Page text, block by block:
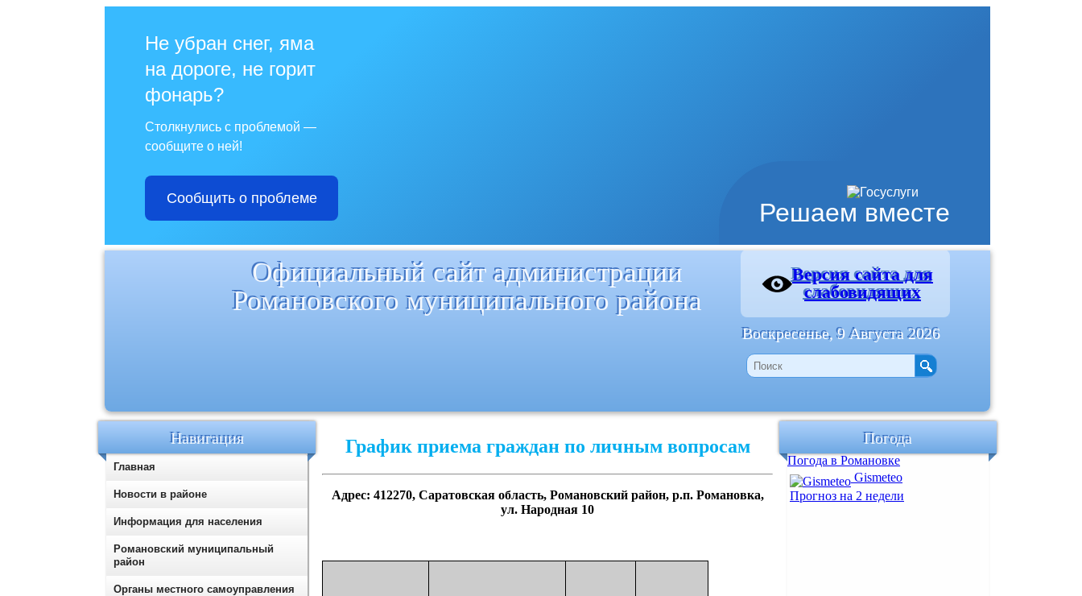
Решаем вместе
Не убран снег, яма
на дороге, не горит
фонарь?
Столкнулись с проблемой —
сообщите о ней!
Сообщить о проблеме
Официальный сайт администрации
Романовского муниципального района
Версия сайта для
слабовидящих
Воскресенье, 9 Августа 2026
График приема граждан по личным вопросам
Адрес: 412270, Саратовская область, Романовский район, р.п. Романовка,
ул. Народная 10
Навигация
Главная
Новости в районе
Информация для населения
Романовский муниципальный
район
Органы местного самоуправления
Погода
Погода в Романовке
Gismeteo
Прогноз на 2 недели